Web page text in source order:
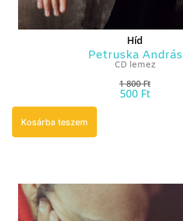
Híd
Petruska András
CD lemez
1 800Ft
500 Ft
Kosárba teszem